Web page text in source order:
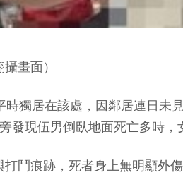
畫面）
獨居在該處，因鄰居連日未
現伍男倒臥地面死亡多時，
鬥痕跡，死者身上無明顯外